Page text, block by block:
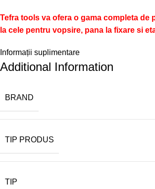
Tefra tools va ofera o gama completa
la cele pentru vopsire, pana la fixare si
Informații suplimentare
Additional Information
BRAND
TIP PRODUS
TIP